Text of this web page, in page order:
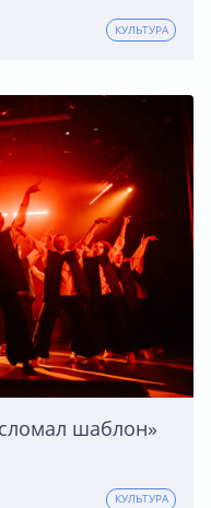
КУЛЬТУРА
шаблон»
КУЛЬТУРА